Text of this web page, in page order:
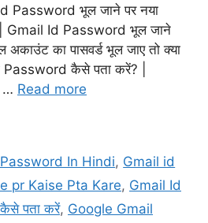
Password भूल जाने पर नया
Gmail Id Password भूल जाने
का पासवर्ड भूल जाए तो क्या
कैसे पता करें? |
… Read more
In Hindi, Gmail id
pr Kaise Pta Kare, Gmail Id
पता करें, Google Gmail